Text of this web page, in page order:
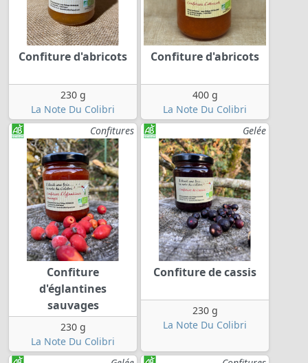
Confiture d'abricots
230 g
La Note Du Colibri
Confiture d'abricots
400 g
La Note Du Colibri
Confitures
Confiture
d'églantines
sauvages
230 g
La Note Du Colibri
Gelée
Confiture de cassis
230 g
La Note Du Colibri